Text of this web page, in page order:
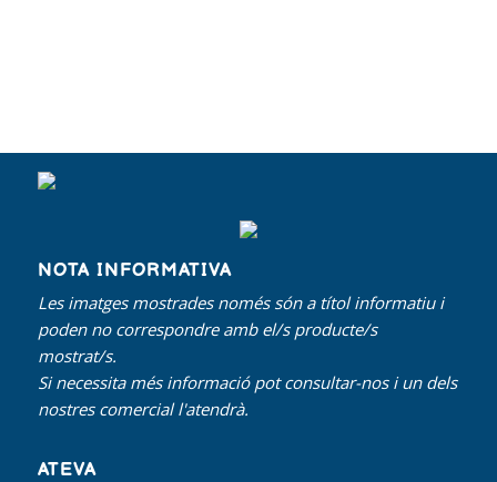
NOTA INFORMATIVA
Les imatges mostrades només són a títol informatiu i
poden no correspondre amb el/s producte/s
mostrat/s.
Si necessita més informació pot consultar-nos i un dels
nostres comercial l'atendrà.
ATEVA